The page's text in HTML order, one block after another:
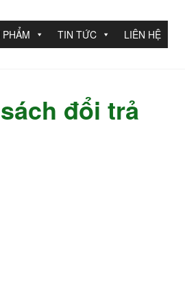
PHẨM TIN TỨC LIÊN HỆ
đổi trả